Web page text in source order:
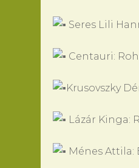
Seres Lili
Centauri:
Krusovszky
Lázár Kinga:
Ménes Attila: